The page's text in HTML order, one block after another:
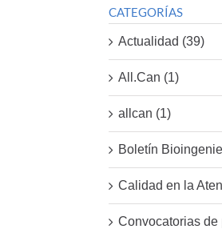
CATEGORÍAS
Actualidad (39)
All.Can (1)
allcan (1)
Boletín
Calidad en la
Convocatorias de